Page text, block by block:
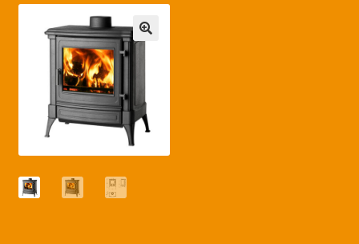
Algemene voorwaarden
Betaling geannuleerd
Betaling voltooid
Disclaimer